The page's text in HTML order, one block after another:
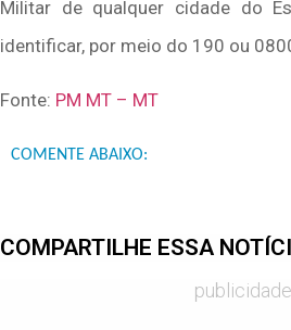
Militar de qualquer cidade do
identificar, por meio do 190 ou
Fonte: PM MT – MT
COMENTE ABAIXO:
COMPARTILHE ESSA
publicidade